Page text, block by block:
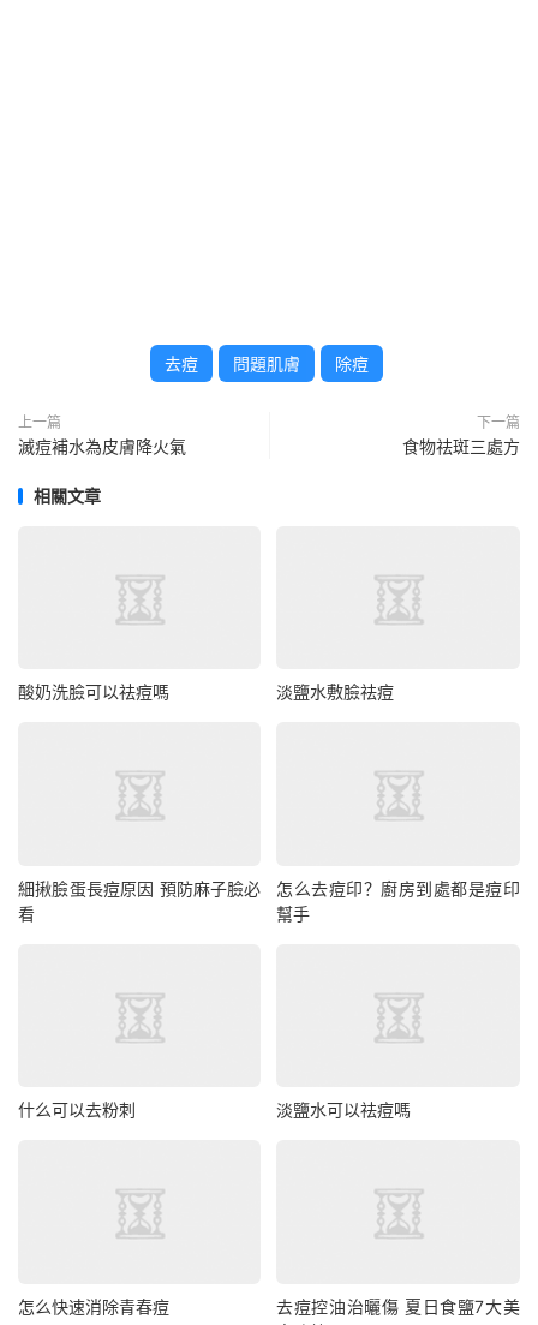
去痘 問題肌膚 除痘
上一篇
滅痘補水為皮膚降火氣
下一篇
食物祛斑三處方
相關文章
酸奶洗臉可以祛痘嗎 淡鹽水敷臉祛痘
細揪臉蛋長痘原因 預防麻子臉必
看
怎么去痘印？廚房到處都是痘印
幫手
什么可以去粉刺 淡鹽水可以祛痘嗎
怎么快速消除青春痘
去痘控油治曬傷 夏日食鹽7大美